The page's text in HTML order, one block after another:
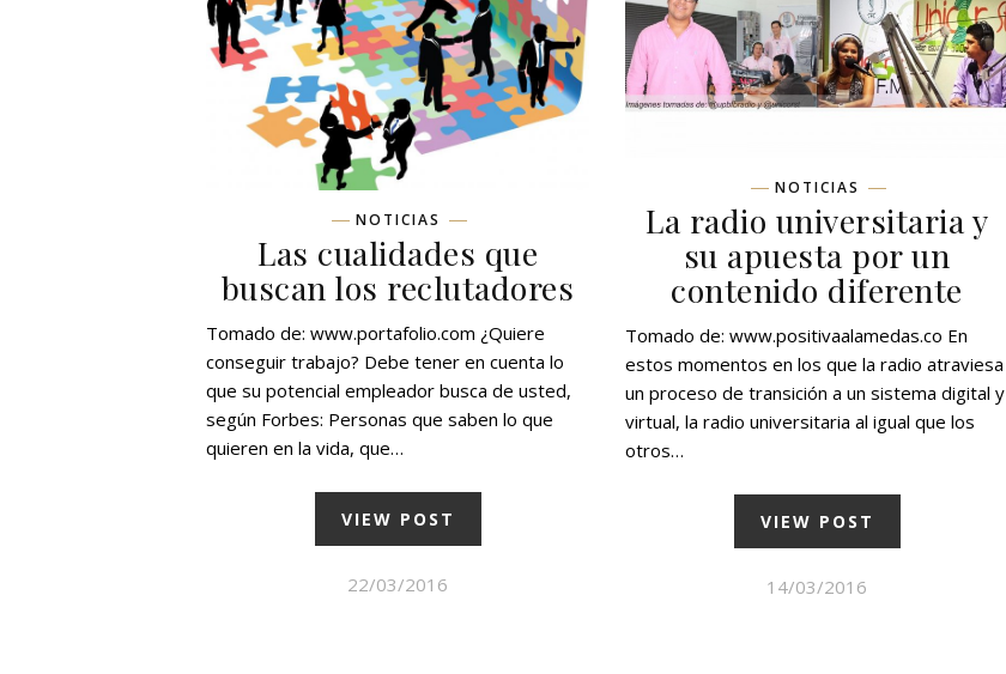
NOTICIAS
Las cualidades que
buscan los reclutadores
Tomado de: www.portafolio.com ¿Quiere
conseguir trabajo? Debe tener en cuenta lo
que su potencial empleador busca de usted,
según Forbes: Personas que saben lo que
quieren en la vida, que…
VIEW POST
22/03/2016
NOTICIAS
La radio universitaria y
su apuesta por un
contenido diferente
Tomado de: www.positivaalamedas.co En
estos momentos en los que la radio atraviesa
un proceso de transición a un sistema digital y
virtual, la radio universitaria al igual que los
otros…
VIEW POST
14/03/2016